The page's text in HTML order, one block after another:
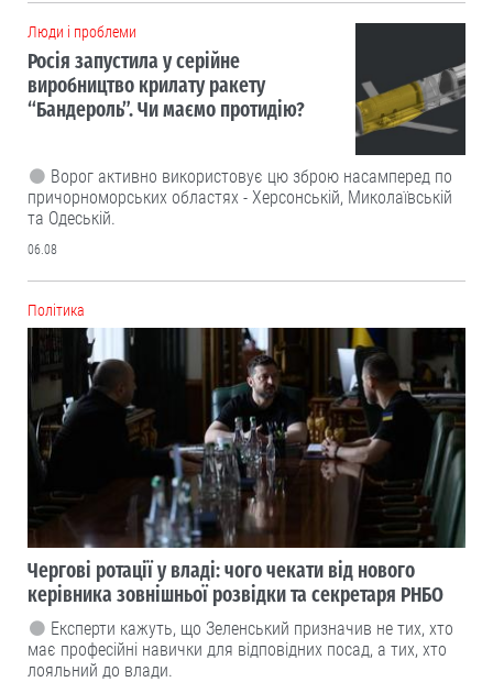
Люди і проблеми
Росія запустила у серійне
виробництво крилату ракету
“Бандероль”. Чи маємо протидію?
Ворог активно використовує цю зброю насамперед по
причорноморських областях - Херсонській, Миколаївській
та Одеській.
06.08
Політика
Чергові ротації у владі: чого чекати від нового
керівника зовнішньої розвідки та секретаря РНБО
Експерти кажуть, що Зеленський призначив не тих, хто
має професійні навички для відповідних посад, а тих, хто
лояльний до влади.